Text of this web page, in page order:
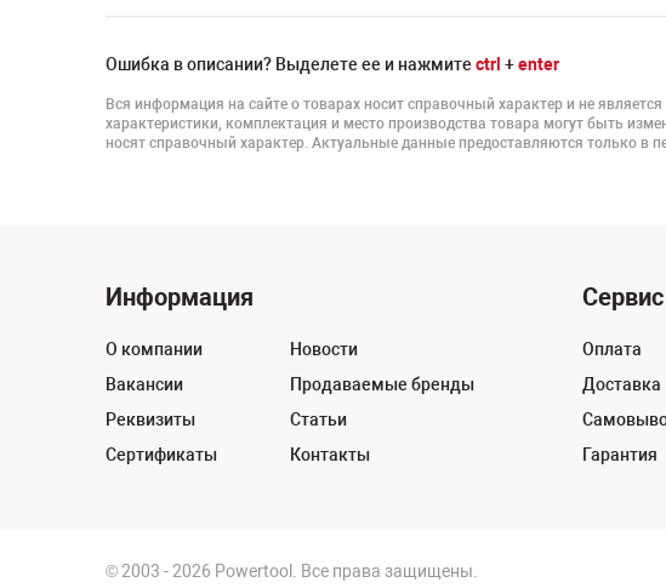
Ошибка в описании? Выделете ее и нажмите ctrl +enter
Вся информация на сайте о товарах носит справочный характер и не
характеристики, комплектация и место производства товара могут быть
носят справочный характер. Актуальные данные предоставляются только в
Информация
О компании
Вакансии
Реквизиты
Сертификаты
Новости
Продаваемые бренды
Статьи
Контакты
Сервис
Оплата
Доставка
Гарантия
© 2003 - 2026 Powertool. Все права защищены.